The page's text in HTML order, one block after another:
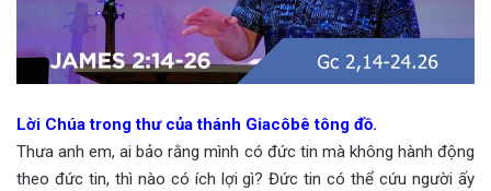
Lời Chúa trong thư của thánh Giacôbê tông đồ.
Thưa anh em, ai bảo rằng mình có đức tin mà không hành động
theo đức tin, thì nào có ích lợi gì? Đức tin có thể cứu người ấy